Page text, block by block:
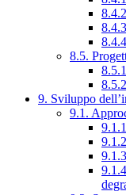
8.5.
9. Sviluppo
9.1.